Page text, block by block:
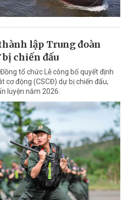
lập Trung đoàn
bị chiến đấu
tổ chức Lễ công bố quyết định
cơ động (CSCĐ) dự bị chiến đấu,
luyện năm 2026.